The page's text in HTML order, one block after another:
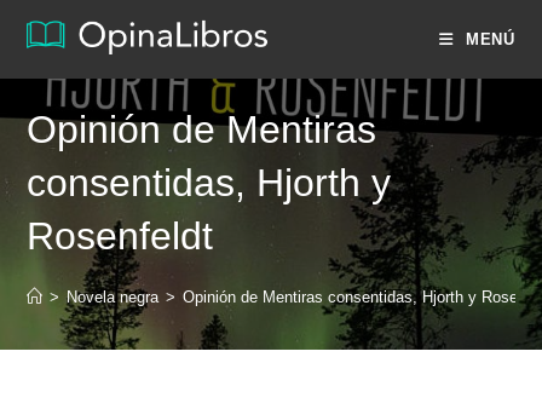
MENÚ
Opinión de Mentiras
consentidas, Hjorth y
Rosenfeldt
> Novela negra > Opinión de Mentiras consentidas, Hjorth y